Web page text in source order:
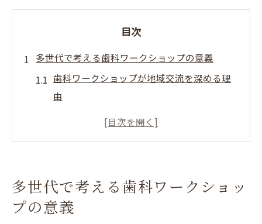
目次
多世代で考える歯科ワークショップの意義
歯科ワークショップが地域交流を深める理
由
多世代対話で生まれる歯科の新たな視点
歯科参加で広がる世代間の理解と連携
須賀川市田村市の未来づくりと歯科の連携
多世代で考える歯科ワークショッ
プの意義